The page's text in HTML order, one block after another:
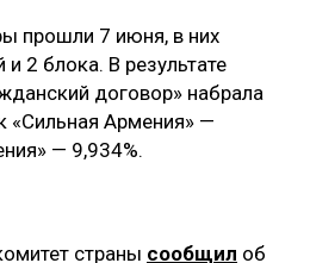
прошли 7 июня, в них
и 2 блока. В результате
договор» набрала
«Сильная Армения» —
— 9,934%.
страны сообщил об